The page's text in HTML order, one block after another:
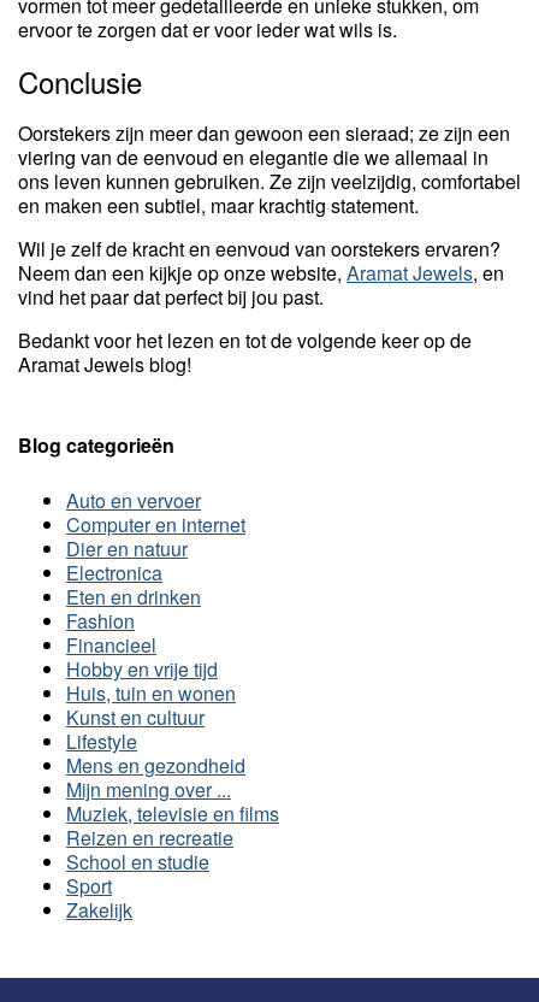
ervoor te zorgen dat er voor ieder wat wils is.
Conclusie
Oorstekers zijn meer dan gewoon een sieraad; ze zijn een
viering van de eenvoud en elegantie die we allemaal in
ons leven kunnen gebruiken. Ze zijn veelzijdig, comfortabel
en maken een subtiel, maar krachtig statement.
Wil je zelf de kracht en eenvoud van oorstekers ervaren?
Neem dan een kijkje op onze website, Aramat Jewels, en
vind het paar dat perfect bij jou past.
Bedankt voor het lezen en tot de volgende keer op de
Aramat Jewels blog!
Blog categorieën
Auto en vervoer
Computer en internet
Dier en natuur
Electronica
Eten en drinken
Fashion
Financieel
Hobby en vrije tijd
Huis, tuin en wonen
Kunst en cultuur
Lifestyle
Mens en gezondheid
Mijn mening over ...
Muziek, televisie en films
Reizen en recreatie
School en studie
Sport
Zakelijk